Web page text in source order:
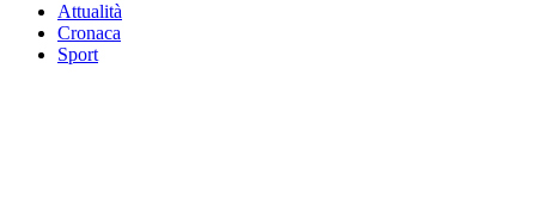
Attualità
Cronaca
Sport